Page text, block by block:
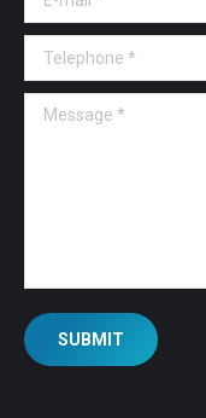
Telephone *
Message *
SUBMIT